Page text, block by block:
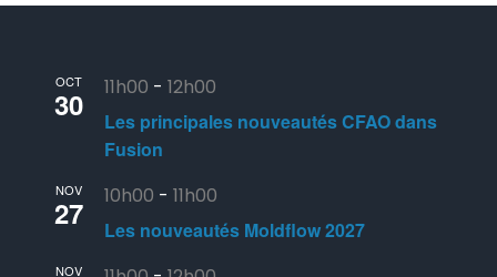
OCT
30 11h00 - 12h00
Les principales nouveautés CFAO dans
Fusion
NOV
27 10h00 - 11h00
Les nouveautés Moldflow 2027
NOV